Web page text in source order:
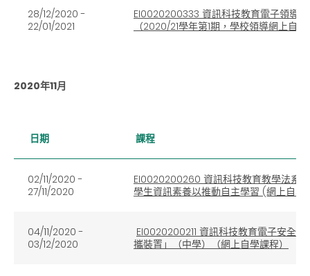
28/12/2020 -
22/01/2021
EI0020200333 資訊科技教育電子領導
（2020/21學年第1期，學校領導網上自
2020年11月
日期 課程
02/11/2020 -
27/11/2020
EI0020200260 資訊科技教育教學法系
學生資訊素養以推動自主學習 (網上自學
04/11/2020 -
03/12/2020
EI0020200211 資訊科技教育電子安全
攜裝置」（中學）（網上自學課程）